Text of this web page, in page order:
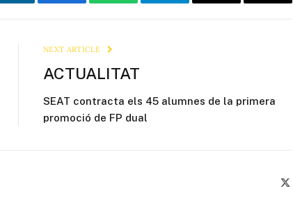
NEXT ARTICLE
ACTUALITAT
SEAT contracta els 45 alumnes de la primera
promoció de FP dual